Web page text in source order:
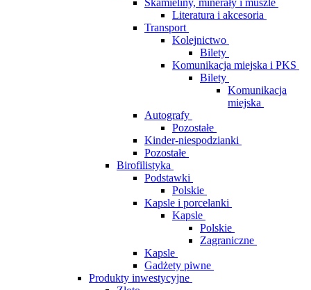
Skamieliny, minerały i muszle
Literatura i akcesoria
Transport
Kolejnictwo
Bilety
Komunikacja miejska i PKS
Bilety
Komunikacja
miejska
Autografy
Pozostałe
Kinder-niespodzianki
Pozostałe
Birofilistyka
Podstawki
Polskie
Kapsle i porcelanki
Kapsle
Polskie
Zagraniczne
Kapsle
Gadżety piwne
Produkty inwestycyjne